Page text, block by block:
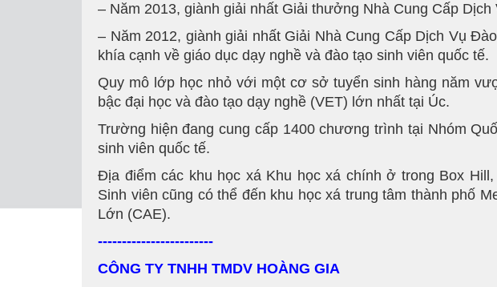
– Năm 2013, giành giải nhất Giải thưởng Nhà Cung Cấp
– Năm 2012, giành giải nhất Giải Nhà Cung Cấp Dịch Vụ
khía cạnh về giáo dục dạy nghề và đào tạo sinh viên quốc tế.
Quy mô lớp học nhỏ với một cơ sở tuyển sinh hàng năm
bậc đại học và đào tạo dạy nghề (VET) lớn nhất tại Úc.
Trường hiện đang cung cấp 1400 chương trình tại Nhóm
sinh viên quốc tế.
Địa điểm các khu học xá Khu học xá chính ở trong Box
Sinh viên cũng có thể đến khu học xá trung tâm thành phố
Lớn (CAE).
------------------------
CÔNG TY TNHH TMDV HOÀNG GIA